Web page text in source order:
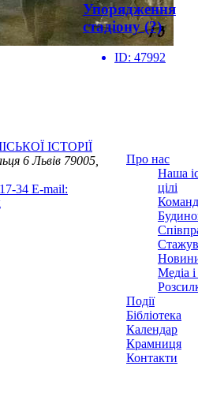
Упорядження
стадіону (?)
ID: 47992
ІСТОРІЇ
6Львів 79005,
34 E-mail:
Про нас
Наша
цілі
Медіа
Події
Бібліотека
Календар
Крамниця
Контакти